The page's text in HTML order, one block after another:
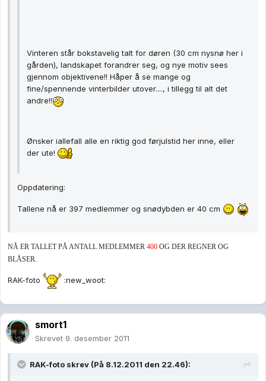
Vinteren står bokstavelig talt for døren (30 cm nysnø her i
gården), landskapet forandrer seg, og nye motiv sees
gjennom objektivene!! Håper å se mange og
fine/spennende vinterbilder utover...., i tillegg til alt det
andre!!
Ønsker iallefall alle en riktig god førjulstid her inne, eller
der ute!
Oppdatering:
Tallene nå er 397 medlemmer og snødybden er 40 cm
NÅ ER TALLET PÅ ANTALL MEDLEMMER 400 OG DER REGNER OG
BLÅSER.
RAK-foto :new_woot:
smort1
Skrevet 9. desember 2011
RAK-foto skrev (På 8.12.2011 den 22.46):